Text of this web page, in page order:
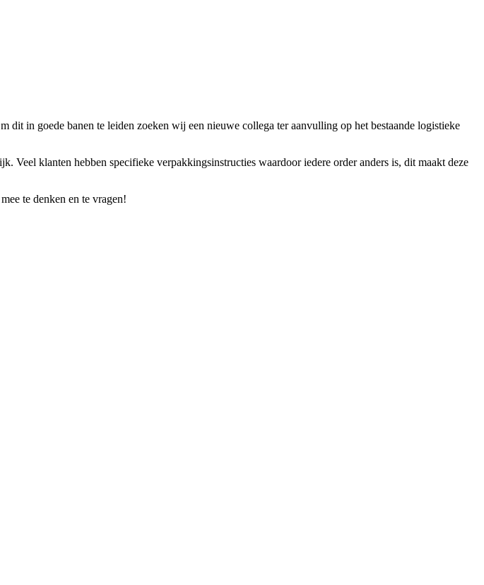
in goede banen te leiden zoeken wij een nieuwe collega ter aanvulling op het bestaande logistieke
klanten hebben specifieke verpakkingsinstructies waardoor iedere order anders is, dit maakt deze
te denken en te vragen!